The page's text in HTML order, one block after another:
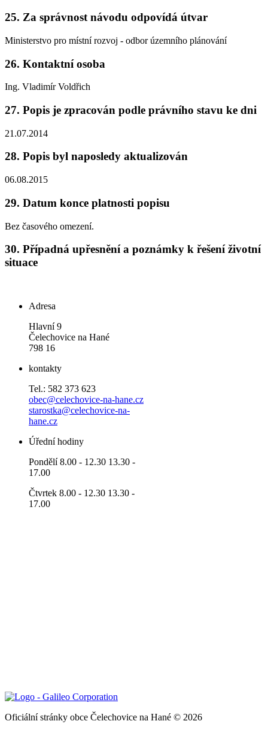
25. Za správnost návodu odpovídá útvar
Ministerstvo pro místní rozvoj - odbor územního plánování
26. Kontaktní osoba
Ing. Vladimír Voldřich
27. Popis je zpracován podle právního stavu ke dni
21.07.2014
28. Popis byl naposledy aktualizován
06.08.2015
29. Datum konce platnosti popisu
Bez časového omezení.
30. Případná upřesnění a poznámky k řešení životní
situace
Adresa
Hlavní 9
Čelechovice na Hané
798 16
kontakty
Tel.: 582 373 623
obec@celechovice-na-hane.cz
starostka@celechovice-na-
hane.cz
Úřední hodiny
Pondělí 8.00 - 12.30 13.30 -
17.00
Čtvrtek 8.00 - 12.30 13.30 -
17.00
Oficiální stránky obce Čelechovice na Hané © 2026